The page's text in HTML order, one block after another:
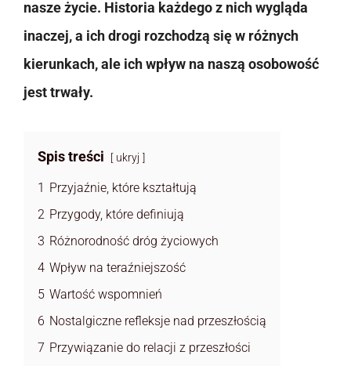
nasze życie. Historia każdego z nich wygląda
inaczej, a ich drogi rozchodzą się w różnych
kierunkach, ale ich wpływ na naszą osobowość
jest trwały.
Spis treści ukryj
1
Przyjaźnie, które kształtują
2 Przygody, które definiują
3 Różnorodność dróg życiowych
4 Wpływ na teraźniejszość
5 Wartość wspomnień
6 Nostalgiczne refleksje nad przeszłością
7 Przywiązanie do relacji z przeszłości